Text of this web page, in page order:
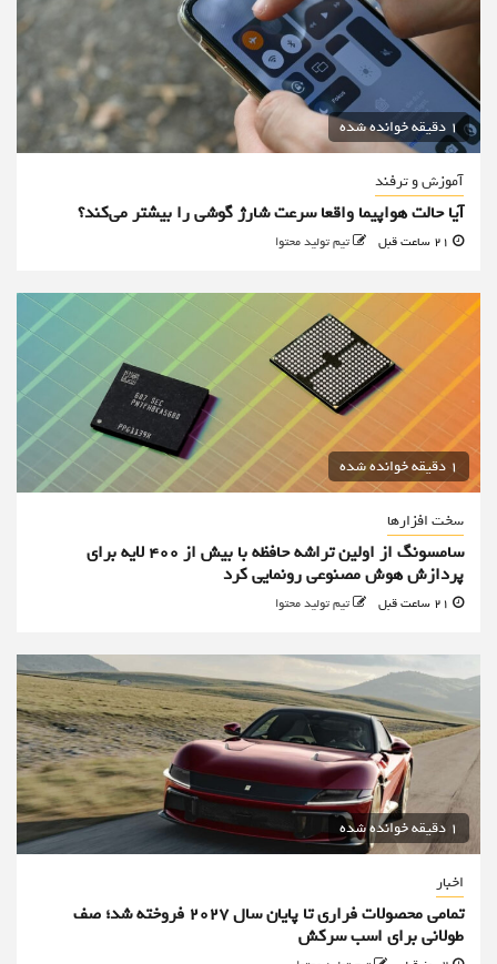
1 دقیقه خوانده شده
آموزش و ترفند
آیا حالت هواپیما واقعا سرعت شارژ گوشی را بیشتر می‌کند؟
تیم تولید محتوا
1 دقیقه خوانده شده
سخت افزارها
سامسونگ از اولین تراشه حافظه با بیش از ۴۰۰ لایه برای
پردازش هوش مصنوعی رونمایی کرد
تیم تولید محتوا
1 دقیقه خوانده شده
اخبار
تمامی محصولات فراری تا پایان سال ۲۰۲۷ فروخته شد؛ صف
طولانی برای اسب سرکش